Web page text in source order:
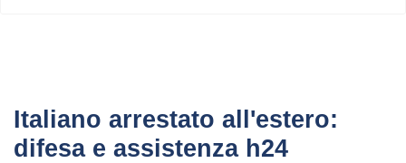
Italiano arrestato all'estero:
difesa e assistenza h24